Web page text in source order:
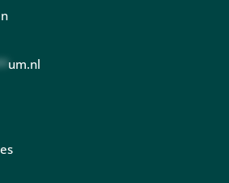
um.nl